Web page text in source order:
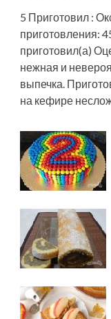
5 Приготовил :
приготовления:
приготовил(а)
нежная и
выпечка.
на кефире